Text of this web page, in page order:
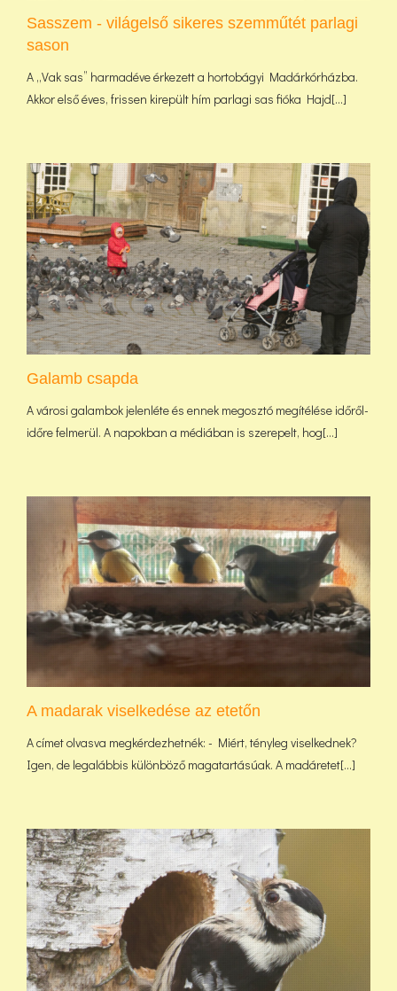
Sasszem - világelső sikeres szemműtét parlagi
sason
A „Vak sas” harmadéve érkezett a hortobágyi Madárkórházba.
Akkor első éves, frissen kirepült hím parlagi sas fióka Hajd[...]
Galamb csapda
A városi galambok jelenléte és ennek megosztó megítélése időről-
időre felmerül. A napokban a médiában is szerepelt, hog[...]
A madarak viselkedése az etetőn
A címet olvasva megkérdezhetnék: - Miért, tényleg viselkednek?
Igen, de legalábbis különböző magatartásúak. A madáretet[...]